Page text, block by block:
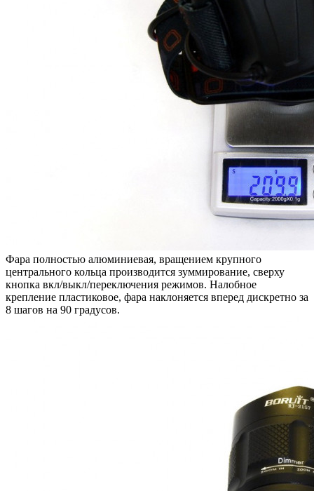
Фара полностью алюминиевая, вращением крупного
центрального кольца производится зуммирование, сверху
кнопка вкл/выкл/переключения режимов. Налобное
крепление пластиковое, фара наклоняется вперед дискретно за
8 шагов на 90 градусов.